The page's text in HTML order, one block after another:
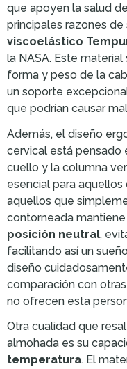
que apoyen la salud
principales razones
viscoelástico
la NASA. Este
forma y peso de la
un soporte
que podrían causar
Además, el diseño
cervical está pensado
cuello y la columna
esencial para
aquellos que
contorneada
posición neutral,
facilitando así un
diseño
comparación con
no ofrecen esta
Otra cualidad que
almohada es su
temperatura. El